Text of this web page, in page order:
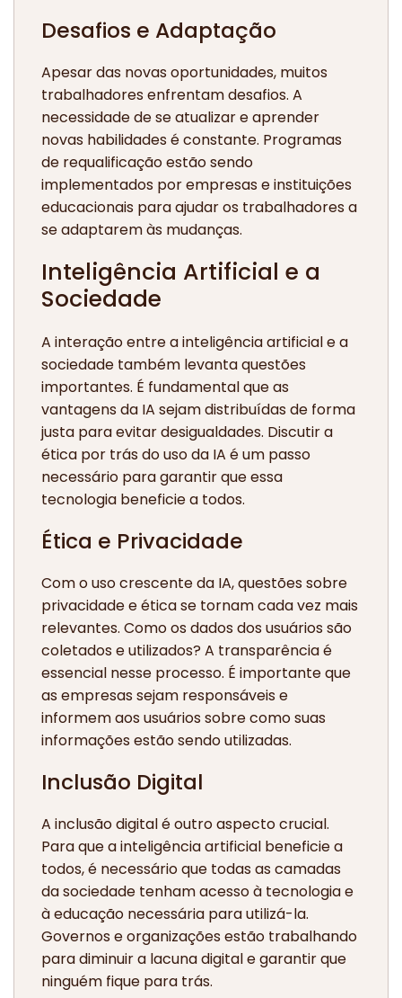
Desafios e Adaptação
Apesar das novas oportunidades, muitos
trabalhadores enfrentam desafios. A
necessidade de se atualizar e aprender
novas habilidades é constante. Programas
de requalificação estão sendo
implementados por empresas e instituições
educacionais para ajudar os trabalhadores a
se adaptarem às mudanças.
Inteligência Artificial e a
Sociedade
A interação entre a inteligência artificial e a
sociedade também levanta questões
importantes. É fundamental que as
vantagens da IA sejam distribuídas de forma
justa para evitar desigualdades. Discutir a
ética por trás do uso da IA é um passo
necessário para garantir que essa
tecnologia beneficie a todos.
Ética e Privacidade
Com o uso crescente da IA, questões sobre
privacidade e ética se tornam cada vez mais
relevantes. Como os dados dos usuários são
coletados e utilizados? A transparência é
essencial nesse processo. É importante que
as empresas sejam responsáveis e
informem aos usuários sobre como suas
informações estão sendo utilizadas.
Inclusão Digital
A inclusão digital é outro aspecto crucial.
Para que a inteligência artificial beneficie a
todos, é necessário que todas as camadas
da sociedade tenham acesso à tecnologia e
à educação necessária para utilizá-la.
Governos e organizações estão trabalhando
para diminuir a lacuna digital e garantir que
ninguém fique para trás.